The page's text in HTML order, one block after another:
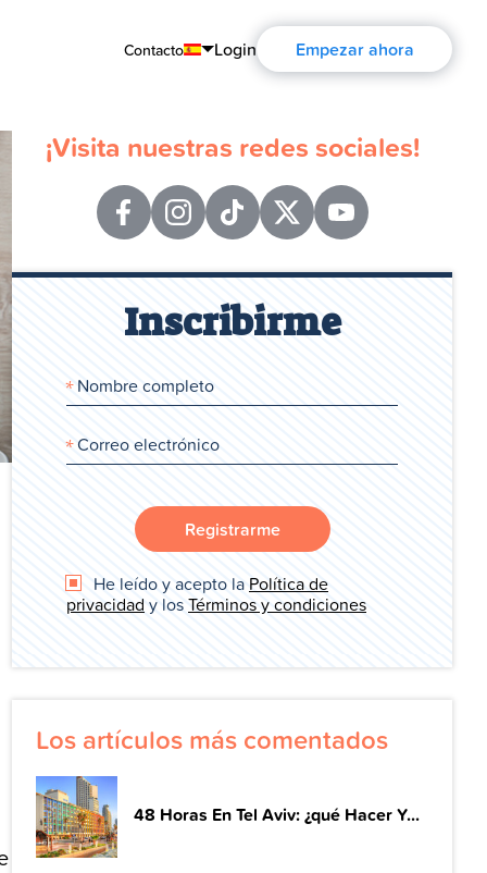
Contacto
Português
Español
Français
Русский
Login Empezar ahora
¡Visita nuestras redes sociales!
Inscribirme
Registrarme
He leído y acepto la Política de
privacidad y losTérminos y condiciones
Los artículos más comentados
48 Horas En Tel Aviv: ¿qué Hacer Y...